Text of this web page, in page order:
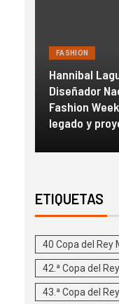
FASHION
Hannibal
Diseñador
Fashion
legado y
ETIQUETAS
40 Copa del Rey
42.ª Copa del
43.ª Copa del